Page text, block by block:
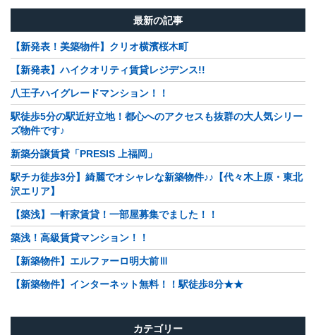
最新の記事
【新発表！美築物件】クリオ横濱桜木町
【新発表】ハイクオリティ賃貸レジデンス!!
八王子ハイグレードマンション！！
駅徒歩5分の駅近好立地！都心へのアクセスも抜群の大人気シリー
ズ物件です♪
新築分譲賃貸「PRESIS 上福岡」
駅チカ徒歩3分】綺麗でオシャレな新築物件♪♪【代々木上原・東北
沢エリア】
【築浅】一軒家賃貸！一部屋募集でました！！
築浅！高級賃貸マンション！！
【新築物件】エルファーロ明大前Ⅲ
【新築物件】インターネット無料！！駅徒歩8分★★
カテゴリー